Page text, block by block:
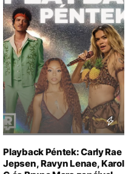
Playback Péntek: Carly Rae
Jepsen, Ravyn Lenae, Karol